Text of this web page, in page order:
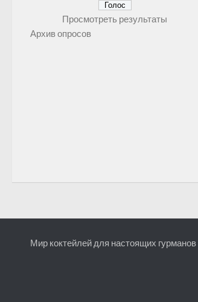
Просмотреть результаты
Архив опросов
Мир коктейлей для настоящих гурманов